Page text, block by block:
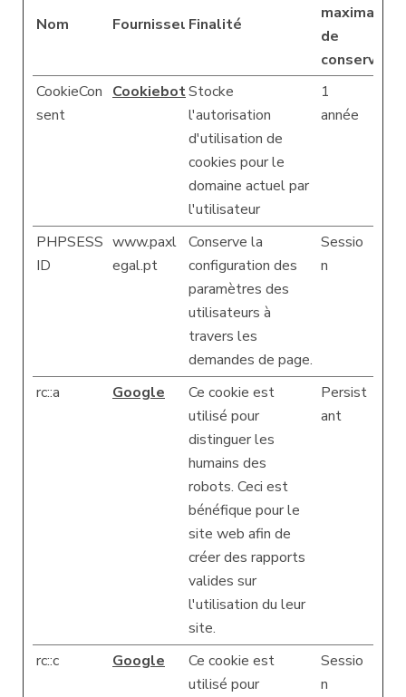
Nom FournisseurFinalité
maximale
de
CookieCon
sent
CookiebotStocke
l'autorisation
d'utilisation de
cookies pour le
domaine actuel par
l'utilisateur
1
année
PHPSESS
ID
www.paxl
egal.pt
Conserve la
configuration des
paramètres des
utilisateurs à
travers les
demandes de page.
Sessio
n
rc::a Google
Ce cookie est
utilisé pour
distinguer les
humains des
robots. Ceci est
bénéfique pour le
site web afin de
créer des rapports
valides sur
l'utilisation du leur
site.
Persist
ant
rc::c Google
Ce cookie est
utilisé pour
Sessio
n